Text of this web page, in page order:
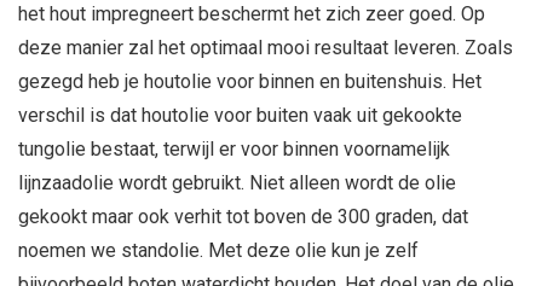
het hout impregneert beschermt het zich zeer goed. Op
deze manier zal het optimaal mooi resultaat leveren. Zoals
gezegd heb je houtolie voor binnen en buitenshuis. Het
verschil is dat houtolie voor buiten vaak uit gekookte
tungolie bestaat, terwijl er voor binnen voornamelijk
lijnzaadolie wordt gebruikt. Niet alleen wordt de olie
gekookt maar ook verhit tot boven de 300 graden, dat
noemen we standolie. Met deze olie kun je zelf